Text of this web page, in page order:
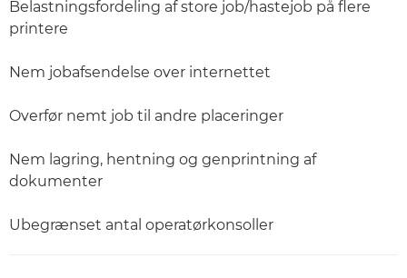
Belastningsfordeling af store job/hastejob på flere
printere
Nem jobafsendelse over internettet
Overfør nemt job til andre placeringer
Nem lagring, hentning og genprintning af
dokumenter
Ubegrænset antal operatørkonsoller